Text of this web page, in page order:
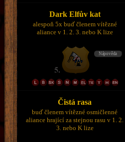
Dark Elfův kat
alespoň 5x buď členem vítězné
aliance v 1. 2. 3. nebo K lize
Čistá rasa
buď členem vítězné osmičlenné
aliance hrající za stejnou rasu v 1. 2.
3. nebo K lize